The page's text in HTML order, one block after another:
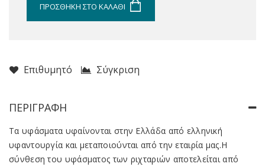
ΠΡΟΣΘΉΚΗ ΣΤΟ ΚΑΛΆΘΙ
Επιθυμητό Σύγκριση
ΠΕΡΙΓΡΑΦΉ
Τα υφάσματα υφαίνονται στην Ελλάδα από ελληνική
υφαντουργία και μεταποιούνται από την εταιρία μας.Η
σύνθεση του υφάσματος των ριχταριών αποτελείται από